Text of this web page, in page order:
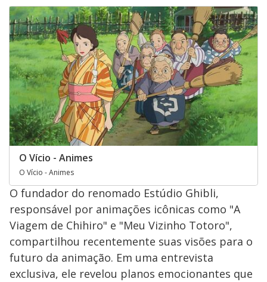
O Vício - Animes
O Vício - Animes
O fundador do renomado Estúdio Ghibli,
responsável por animações icônicas como "A
Viagem de Chihiro" e "Meu Vizinho Totoro",
compartilhou recentemente suas visões para o
futuro da animação. Em uma entrevista
exclusiva, ele revelou planos emocionantes que